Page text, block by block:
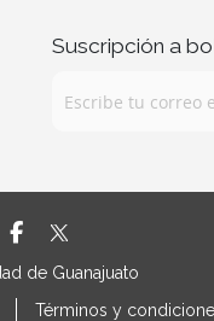
Suscripción a
de Guanajuato
Términos y